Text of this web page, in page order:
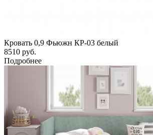
Кровать 0,9 Фьюжн КР-03 белый
8510 руб.
Подробнее